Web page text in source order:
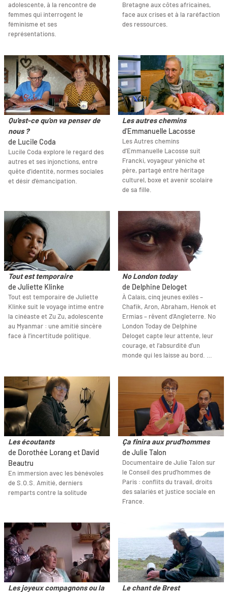
adolescente, à la rencontre de
femmes qui interrogent le
féminisme et ses
représentations.
Bretagne aux côtes africaines,
face aux crises et à la raréfaction
des ressources.
Qu'est-ce qu'on va penser de
nous ?
de Lucile Coda
Lucile Coda explore le regard des
autres et ses injonctions, entre
quête d’identité, normes sociales
et désir d’émancipation.
Les autres chemins
d'Emmanuelle Lacosse
Les Autres chemins
d’Emmanuelle Lacosse suit
Francki, voyageur yéniche et
père, partagé entre héritage
culturel, boxe et avenir scolaire
de sa fille.
Tout est temporaire
de Juliette Klinke
Tout est temporaire de Juliette
Klinke suit le voyage intime entre
la cinéaste et Zu Zu, adolescente
au Myanmar : une amitié sincère
face à l’incertitude politique.
No London today
de Delphine Deloget
À Calais, cinq jeunes exilés –
Chafik, Aron, Abraham, Henok et
Ermias – rêvent d’Angleterre. No
London Today de Delphine
Deloget capte leur attente, leur
courage, et l’absurdité d’un
monde qui les laisse au bord. …
Les écoutants
de Dorothée Lorang et David
Beautru
En immersion avec les bénévoles
de S.O.S. Amitié, derniers
remparts contre la solitude
Ça finira aux prud'hommes
de Julie Talon
Documentaire de Julie Talon sur
le Conseil des prud’hommes de
Paris : conflits du travail, droits
des salariés et justice sociale en
France.
Les joyeux compagnons ou la Le chant de Brest